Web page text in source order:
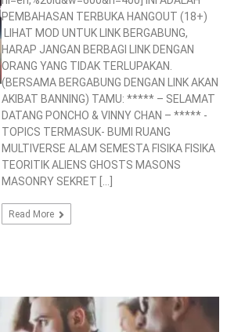
PEMBAHASAN TERBUKA HANGOUT (18+)
LIHAT MOD UNTUK LINK BERGABUNG,
HARAP JANGAN BERBAGI LINK DENGAN
ORANG YANG TIDAK TERLUPAKAN.
(BERSAMA BERGABUNG DENGAN LINK AKAN
AKIBAT BANNING) TAMU: ***** – SELAMAT
DATANG PONCHO & VINNY CHAN – ***** -
TOPICS TERMASUK- BUMI RUANG
MULTIVERSE ALAM SEMESTA FISIKA FISIKA
TEORITIK ALIENS GHOSTS MASONS
MASONRY SEKRET […]
Read More